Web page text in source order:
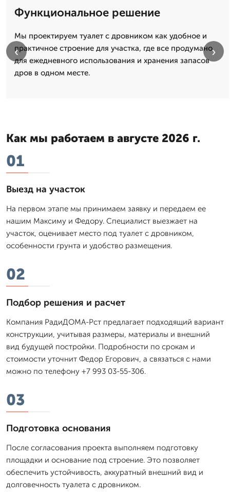
Функциональное решение
Мы проектируем туалет с дровником как удобное и
практичное строение для участка, где все продумано
для ежедневного использования и хранения запасов
дров в одном месте.
‹ ›
Как мы работаем в августе 2026 г.
01
Выезд на участок
На первом этапе мы принимаем заявку и передаем ее
нашим Максиму и Федору. Специалист выезжает на
участок, оценивает место под туалет с дровником,
особенности грунта и удобство размещения.
02
Подбор решения и расчет
Компания РадиДОМА-Рст предлагает подходящий вариант
конструкции, учитывая размеры, материалы и внешний
вид будущей постройки. Подробности по срокам и
стоимости уточнит Федор Егорович, а связаться с нами
можно по телефону +7 993 03-55-306.
03
Подготовка основания
После согласования проекта выполняем подготовку
площадки и основание под строение. Это позволяет
обеспечить устойчивость, аккуратный внешний вид и
долговечность туалета с дровником.